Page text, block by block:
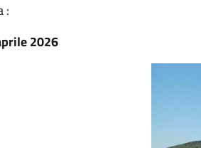
:
2026